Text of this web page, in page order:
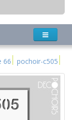
66 pochoir-c505